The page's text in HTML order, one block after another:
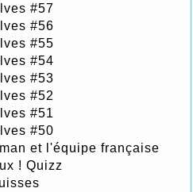
#57
#56
#55
#54
#53
#52
#51
#50
et l'équipe française
! Quizz